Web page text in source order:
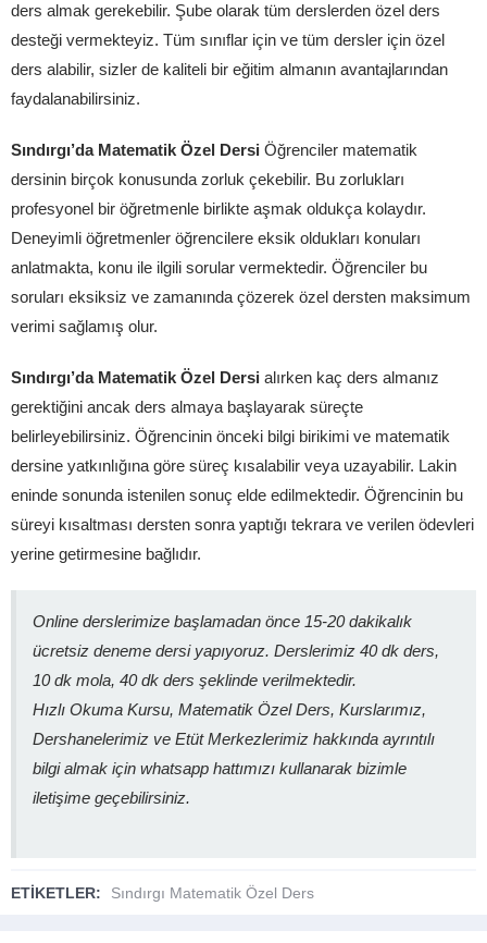
ders almak gerekebilir. Şube olarak tüm derslerden özel ders
desteği vermekteyiz. Tüm sınıflar için ve tüm dersler için özel
ders alabilir, sizler de kaliteli bir eğitim almanın avantajlarından
faydalanabilirsiniz.
Sındırgı’da Matematik Özel Dersi Öğrenciler matematik
dersinin birçok konusunda zorluk çekebilir. Bu zorlukları
profesyonel bir öğretmenle birlikte aşmak oldukça kolaydır.
Deneyimli öğretmenler öğrencilere eksik oldukları konuları
anlatmakta, konu ile ilgili sorular vermektedir. Öğrenciler bu
soruları eksiksiz ve zamanında çözerek özel dersten maksimum
verimi sağlamış olur.
Sındırgı’da Matematik Özel Dersi alırken kaç ders almanız
gerektiğini ancak ders almaya başlayarak süreçte
belirleyebilirsiniz. Öğrencinin önceki bilgi birikimi ve matematik
dersine yatkınlığına göre süreç kısalabilir veya uzayabilir. Lakin
eninde sonunda istenilen sonuç elde edilmektedir. Öğrencinin bu
süreyi kısaltması dersten sonra yaptığı tekrara ve verilen ödevleri
yerine getirmesine bağlıdır.
Online derslerimize başlamadan önce 15-20 dakikalık
ücretsiz deneme dersi yapıyoruz. Derslerimiz 40 dk ders,
10 dk mola, 40 dk ders şeklinde verilmektedir.
Hızlı Okuma Kursu, Matematik Özel Ders, Kurslarımız,
Dershanelerimiz ve Etüt Merkezlerimiz hakkında ayrıntılı
bilgi almak için whatsapp hattımızı kullanarak bizimle
iletişime geçebilirsiniz.
ETİKETLER: Sındırgı Matematik Özel Ders